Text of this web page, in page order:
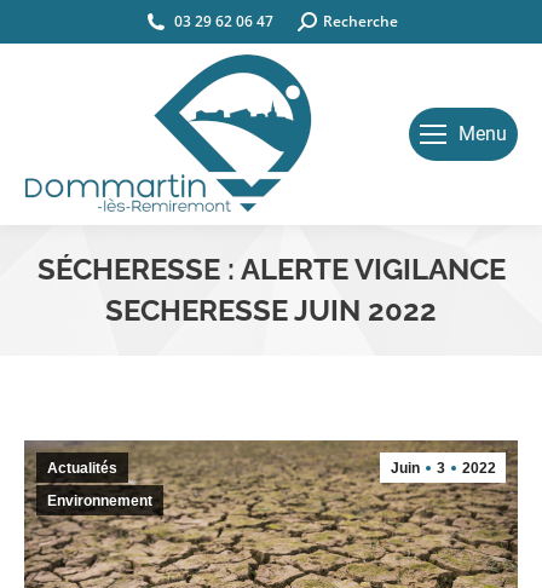
03 29 62 06 47 Search:Recherche
Menu
SÉCHERESSE : ALERTE VIGILANCE
SECHERESSE JUIN 2022
Juin 3 2022
Actualités
Environnement